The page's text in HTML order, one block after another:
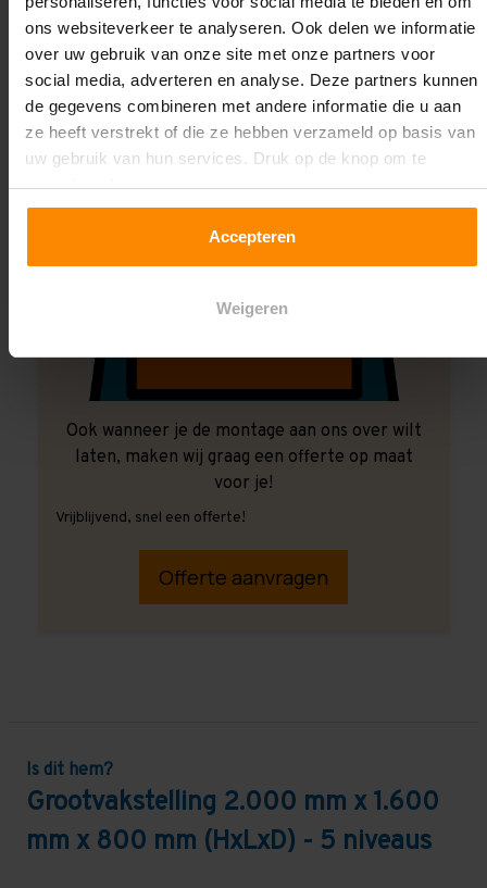
ons websiteverkeer te analyseren. Ook delen we informatie
over uw gebruik van onze site met onze partners voor
social media, adverteren en analyse. Deze partners kunnen
de gegevens combineren met andere informatie die u aan
ze heeft verstrekt of die ze hebben verzameld op basis van
uw gebruik van hun services. Druk op de knop om te
accepteren!
Accepteren
Weigeren
Ook wanneer je de montage aan ons over wilt
laten, maken wij graag een offerte op maat
voor je!
Vrijblijvend, snel een offerte!
Offerte aanvragen
Is dit hem?
Grootvakstelling 2.000 mm x 1.600
mm x 800 mm (HxLxD) - 5 niveaus